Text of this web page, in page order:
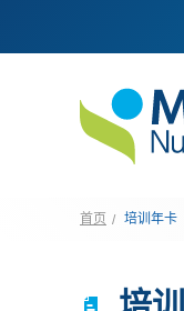
首页 培训年卡